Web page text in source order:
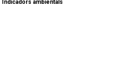
Indicadors ambientals